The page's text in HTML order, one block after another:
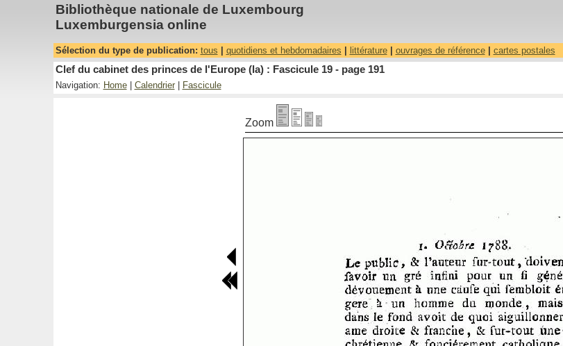
Bibliothèque nationale de Luxembourg
Luxemburgensia online
Sélection du type de publication: tous quotidiens et hebdomadaires littérature| ouvrages de référence| cartes postales
Clef du cabinet des princes de l'Europe (la) : Fascicule 19 - page 191
Navigation: Home| Calendrier| Fascicule
Zoom